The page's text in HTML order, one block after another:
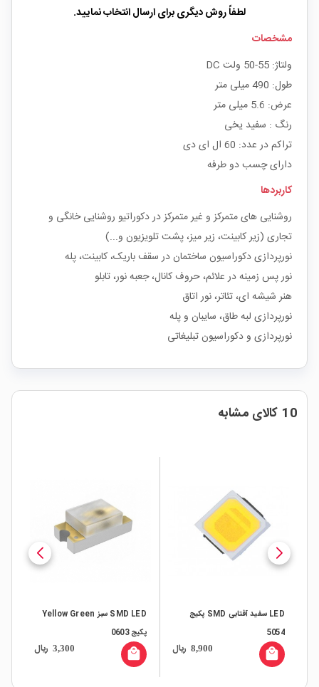
لطفاً روش دیگری برای ارسال انتخاب نمایید.
مشخصات
ولتاژ: 55-50 ولت DC
طول: 490 میلی متر
عرض: 5.6 میلی متر
رنگ : سفید یخی
تراکم در عدد: 60 ال ای دی
دارای چسب دو طرفه
کاربردها
روشنایی های متمرکز و غیر متمرکز در دکوراتیو روشنایی خانگی و
تجاری (زیر کابینت، زیر میز، پشت تلویزیون و...)
نورپردازی دکوراسیون ساختمان در سقف باریک، کابینت، پله
نور پس زمینه در علائم، حروف کانال، جعبه نور، تابلو
هنر شیشه ای، تئاتر، نور اتاق
نورپردازی لبه طاق، سایبان و پله
نورپردازی و دکوراسیون تبلیغاتی
10 کالای مشابه
LED سفید آفتابی SMD پکیج
8,900 ریال
SMD LED سبز Yellow Green
3,300 ریال 10,500,000